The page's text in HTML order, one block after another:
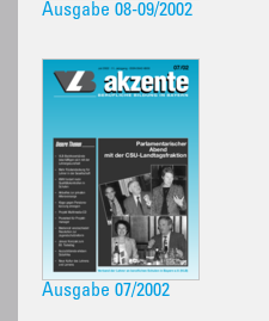
Ausgabe 08-09/2002
Ausgabe 07/2002